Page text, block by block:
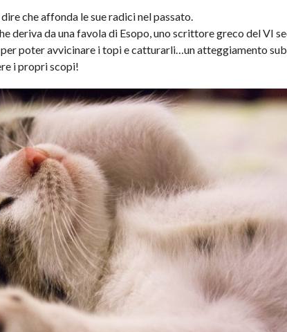
che affonda le sue radici nel passato.
deriva da una favola di Esopo, uno scrittore greco del VI
poter avvicinare i topi e catturarli…un atteggiamento
i propri scopi!